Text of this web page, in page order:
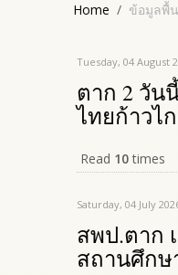
Home ข้อมูลพื้
Tuesday, 04 August
ตาก 2 วัน
ไทยก้าวไ
Read 10times
Saturday, 04 July
สพป.ตาก
สถานศึกษ